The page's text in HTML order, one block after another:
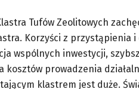
Tufów Zeolitowych
Korzyści z przystąpienia i
wspólnych inwestycji,
prowadzenia
klastrem jest duże.